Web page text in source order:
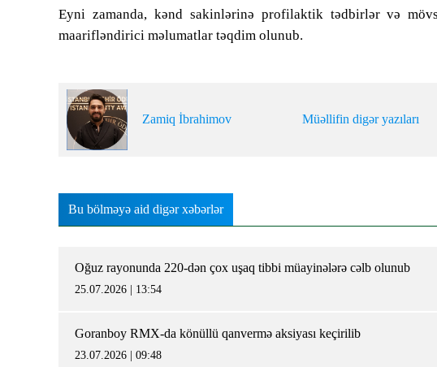
Eyni zamanda, kənd sakinlərinə profilaktik tədbirlər və
maarifləndirici məlumatlar təqdim olunub.
Zamiq İbrahimov Müəllifin digər yazıları
Bu bölməyə aid digər xəbərlər
Oğuz rayonunda 220-dən çox uşaq tibbi müayinələrə cəlb olunub
25.07.2026 | 13:54
Goranboy RMX-da könüllü qanvermə aksiyası keçirilib
23.07.2026 | 09:48